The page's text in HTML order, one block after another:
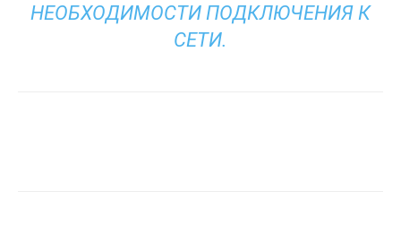
НЕОБХОДИМОСТИ ПОДКЛЮЧЕНИЯ К
СЕТИ.